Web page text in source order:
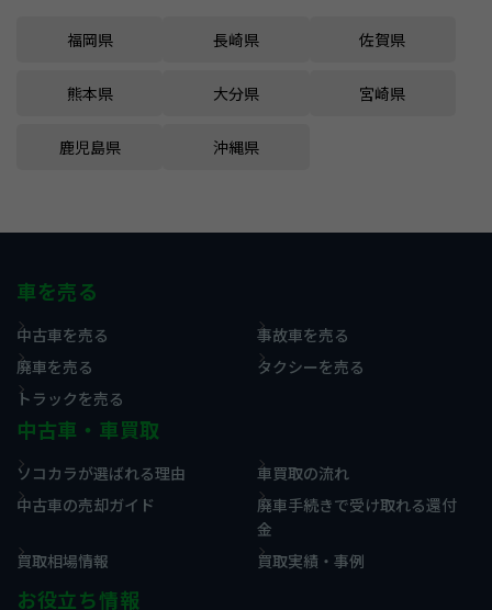
福岡県 長崎県 佐賀県
熊本県 大分県 宮崎県
鹿児島県 沖縄県
車を売る
中古車を売る
事故車を売る
廃車を売る
タクシーを売る
トラックを売る
中古車・車買取
ソコカラが選ばれる理由
車買取の流れ
中古車の売却ガイド
廃車手続きで受け取れる還付
金
買取相場情報
買取実績・事例
お役立ち情報